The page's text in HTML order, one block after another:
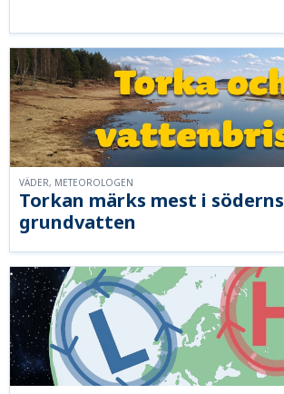
Torkan märks mest i söderns
grundvatten
VÄDER, METEOROLOGEN